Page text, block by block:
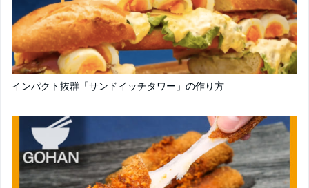
インパクト抜群「サンドイッチタワー」の作り方